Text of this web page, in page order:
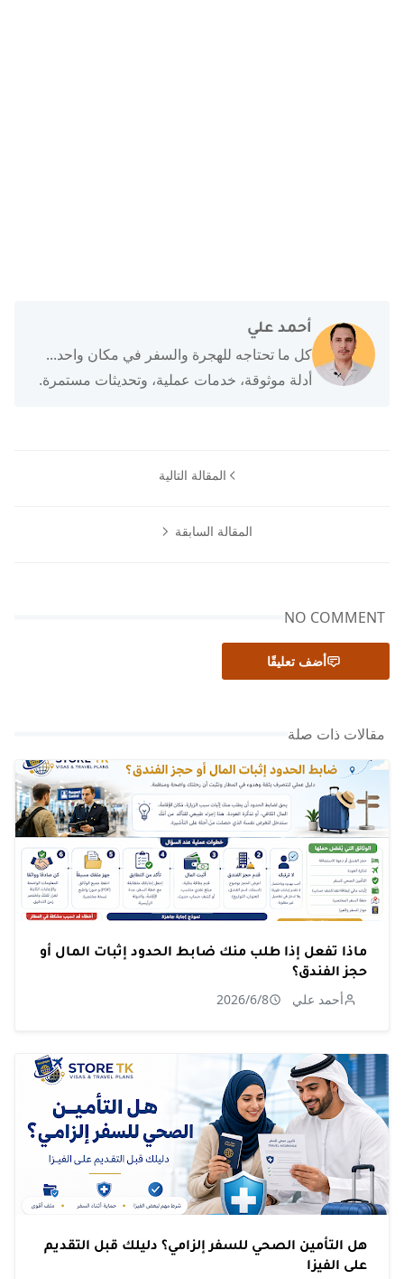
أحمد علي
كل ما تحتاجه للهجرة والسفر في مكان واحد...
أدلة موثوقة، خدمات عملية، وتحديثات مستمرة.
المقالة التالية
المقالة السابقة
NO COMMENT
أضف تعليقًا
مقالات ذات صلة
ماذا تفعل إذا طلب منك ضابط الحدود إثبات المال أو
حجز الفندق؟
أحمد علي 2026/6/8
هل التأمين الصحي للسفر إلزامي؟ دليلك قبل التقديم
على الفيزا